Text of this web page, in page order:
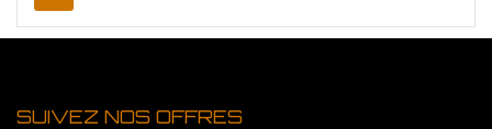
SUIVEZ NOS OFFRES